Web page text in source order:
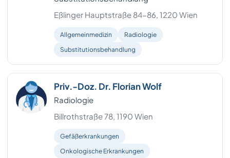
Wels Land
Eßlinger Hauptstraße 84-86, 1220 Wien
Allgemeinmedizin
Radiologie
Substitutionsbehandlung
Priv.-Doz. Dr. Florian Wolf
Radiologie
Billrothstraße 78, 1190 Wien
Gefäßerkrankungen
Onkologische Erkrankungen